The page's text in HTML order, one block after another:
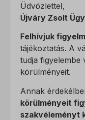
Üdvözlettel,
Újváry Zsolt
Felhívjuk
tájékoztatás. A
tudja figyelembe
körülményeit.
Annak
körülményeit
szakvéleményt
wordpress_test_cookie
wp-settings-*
wp-settings-time-*
_ga_*
visitor
használják személyre
látogatók nyomon
weboldalakon.
_fbc
_fbp
_gcl_au
Egyéb
Ez a kategória
vagy amelyeket nem